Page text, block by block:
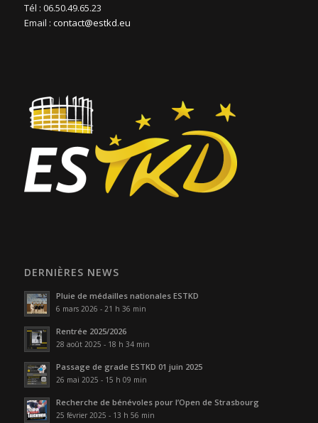
Tél : 06.50.49.65.23
Email : contact@estkd.eu
DERNIÈRES NEWS
Pluie de médailles nationales ESTKD
6 mars 2026 - 21 h 36 min
Rentrée 2025/2026
28 août 2025 - 18 h 34 min
Passage de grade ESTKD 01 juin 2025
26 mai 2025 - 15 h 09 min
Recherche de bénévoles pour l’Open de Strasbourg
25 février 2025 - 13 h 56 min